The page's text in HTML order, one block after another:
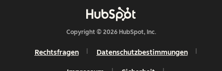
Copyright © 2026 HubSpot, Inc.
Rechtsfragen Datenschutzbestimmungen